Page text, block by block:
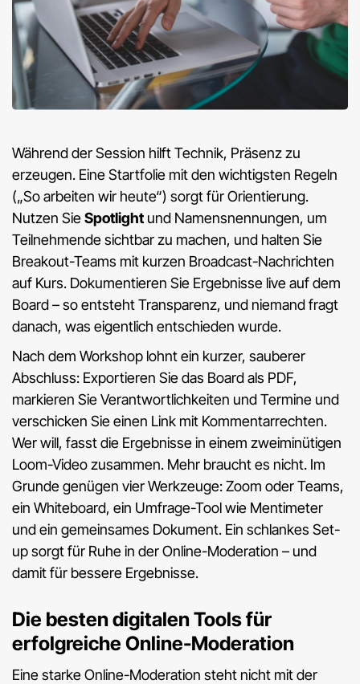
Während der Session hilft Technik, Präsenz zu
erzeugen. Eine Startfolie mit den wichtigsten Regeln
(„So arbeiten wir heute“) sorgt für Orientierung.
Nutzen SieSpotlight und Namensnennungen, um
Teilnehmende sichtbar zu machen, und halten Sie
Breakout-Teams mit kurzen Broadcast-Nachrichten
auf Kurs. Dokumentieren Sie Ergebnisse live auf dem
Board – so entsteht Transparenz, und niemand fragt
danach, was eigentlich entschieden wurde.
Nach dem Workshop lohnt ein kurzer, sauberer
Abschluss: Exportieren Sie das Board als PDF,
markieren Sie Verantwortlichkeiten und Termine und
verschicken Sie einen Link mit Kommentarrechten.
Wer will, fasst die Ergebnisse in einem zweiminütigen
Loom-Video zusammen. Mehr braucht es nicht. Im
Grunde genügen vier Werkzeuge: Zoom oder Teams,
ein Whiteboard, ein Umfrage-Tool wie Mentimeter
und ein gemeinsames Dokument. Ein schlankes Set-
up sorgt für Ruhe in der Online-Moderation – und
damit für bessere Ergebnisse.
Die besten digitalen Tools für
erfolgreiche Online-Moderation
Eine starke Online-Moderation steht nicht mit der